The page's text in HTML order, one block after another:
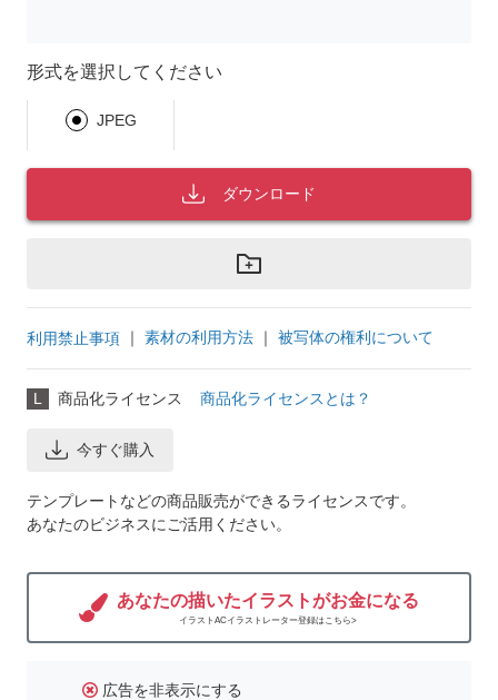
形式を選択してください
JPEG
ダウンロード
利用禁止事項 ｜ 素材の利用方法 ｜ 被写体の権利について
L 商品化ライセンス 商品化ライセンスとは？
今すぐ購入
テンプレートなどの商品販売ができるライセンスです。
あなたのビジネスにご活用ください。
あなたの描いたイラストがお金になる
イラストACイラストレーター登録はこちら>
広告を非表示にする